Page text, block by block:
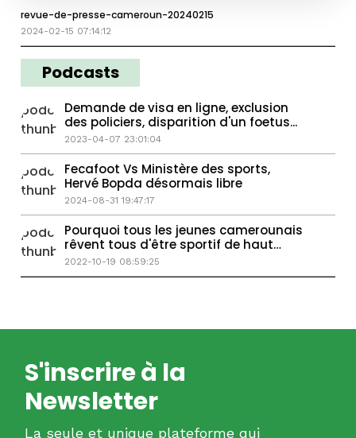
revue-de-presse-cameroun-20240215
2024-02-15 07:14:12
Podcasts
Demande de visa en ligne, exclusion
des policiers, disparition d'un foetus...
2023-04-07 23:01:04
Fecafoot Vs Ministère des sports,
Hervé Bopda désormais libre
2024-08-31 19:47:17
Pourquoi tous les jeunes camerounais
rêvent tous d'être sportif de haut
niveau
2022-10-19 08:59:25
S'inscrire à la
Newsletter
La seule et unique plateforme qui